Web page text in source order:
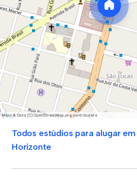
Todos estúdios para alugar
Horizonte